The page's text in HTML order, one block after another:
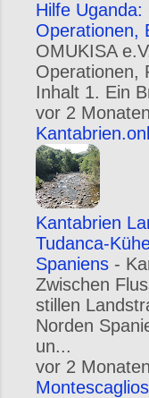
Hilfe Uganda:
Operationen,
OMUKISA
Operationen,
Inhalt 1. Ein
vor 2 Monaten
Kantabrien
Tudanca-
Spaniens -
Zwischen
stillen
Norden
un...
vor 2 Monaten